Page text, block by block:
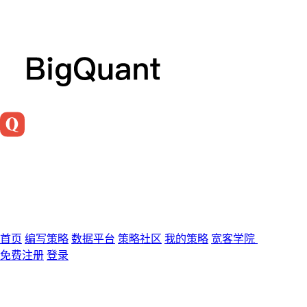
首页 编写策略 数据平台 策略社区 我的策略 宽客学院
免费注册 登录